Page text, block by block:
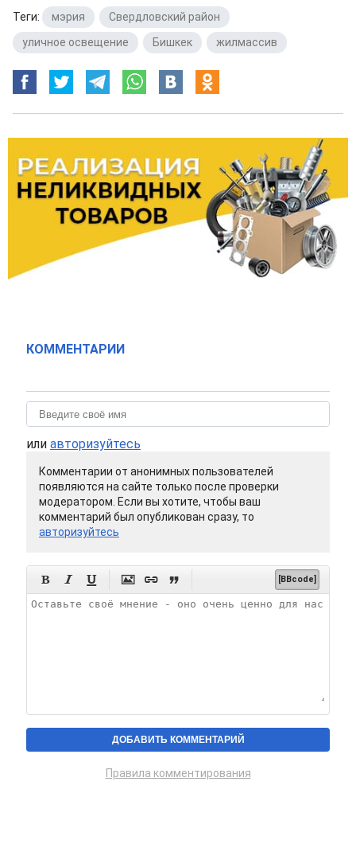
Теги: мэрия Свердловский район
уличное освещение
Бишкек жилмассив
КОММЕНТАРИИ
или авторизуйтесь
Комментарии от анонимных пользователей
появляются на сайте только после проверки
модератором. Если вы хотите, чтобы ваш
комментарий был опубликован сразу, то
авторизуйтесь
      [BBcode]
Правила комментирования